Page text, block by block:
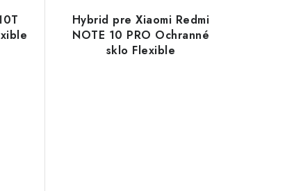
Hybrid pre Xiaomi Redmi
NOTE 10 PRO Ochranné
sklo Flexible